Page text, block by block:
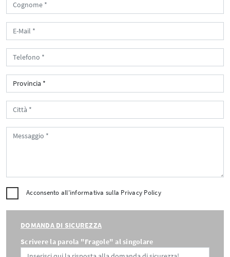
Acconsento all'informativa sulla Privacy Policy
DOMANDA DI SICUREZZA
Scrivere la parola "Fragole" al singolare